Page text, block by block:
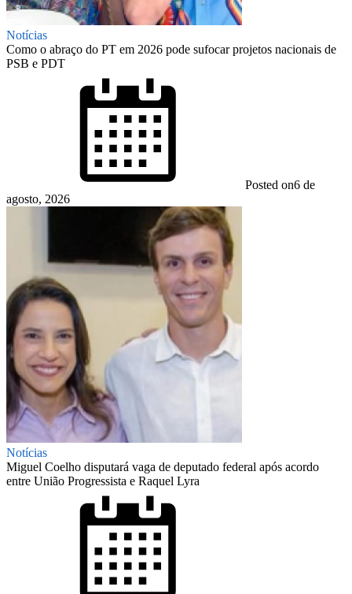
Notícias
Como o abraço do PT em 2026 pode sufocar projetos nacionais de
PSB e PDT
Posted on6 de
agosto, 2026
Notícias
Miguel Coelho disputará vaga de deputado federal após acordo
entre União Progressista e Raquel Lyra